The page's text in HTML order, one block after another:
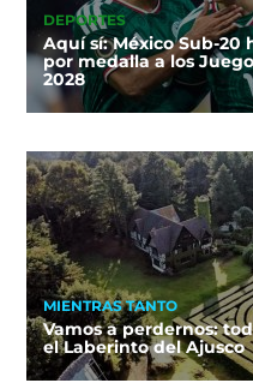
DEPORTES
Aquí sí: México Sub-20
por medalla a los
2028
MIENTRAS TANTO
Vamos a perdernos:
el Laberinto del Ajusco